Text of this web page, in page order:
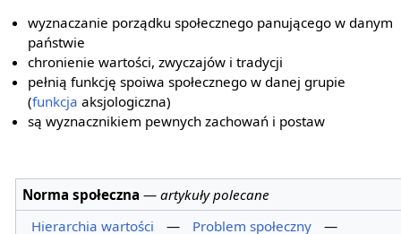
wyznaczanie porządku społecznego panującego w danym
państwie
chronienie wartości, zwyczajów i tradycji
pełnią funkcję spoiwa społecznego w danej grupie
(funkcja aksjologiczna)
są wyznacznikiem pewnych zachowań i postaw
Norma społeczna —artykuły polecane
Hierarchia wartości
— Problem społeczny
—